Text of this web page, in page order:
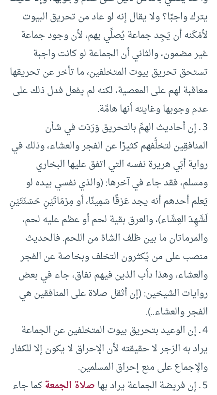
يترك واجبًا؟ ولا يقال إنه لو عاد من تحريق البيوت
لأمْكَنه أن يَجِد جماعة يُصلِّي بهم، لأن وجود جماعة
غير مضمون، والثاني أن الجماعة لو كانت واجبة
تستحق تحريق بيوت المتخلفين، ما تأخر عن تحريقها
معاقبة لهم على المعصية، لكنه لم يفعل فدل ذلك على
عدم وجوبها وغايته أنها هامَّة.
3 ـ إن أحاديث الهمِّ بالتحريق وَرَدَت في شأن
المنافقِين لتخلُّفهم كثيرًا عن الفجر والعشاء، وذلك في
رواية أبَي هريرة نفسه التي اتفق عليها البخاري
ومسلم، فقد جاء في آخرها: (والذي نفسي بيده لو
يَعلم أحدهم أنه يجد عَرْقًا سَمِينًا، أو مِرْمَاتَيْنِ حَسَنَتَيْنِ
لَشَهِدَ العِشَاء)، والعرق بقية لحم أو عظم عليه لحم،
والمرماتان ما بين ظلف الشاة من اللحم. فالحديث
منصب على من يُكثرون التخلف وبخاصة عن الفجر
والعشاء، وهذا دأب الذين فيهم نفاق، جاء في بعض
روايات الشيخين: (إن أثقل صلاة على المنافقين هي
الفجر والعشاء..).
4 ـ إن الوعيد بتحريق بيوت المتخلفين عن الجماعة
يراد به الزجر لا حقيقته لأن الإحراق لا يكون إلا للكفار
والإجماع على منع إحراق المسلمين.
5 ـ إن فريضة الجماعة يراد بها
صلاة الجمعةكما جاء